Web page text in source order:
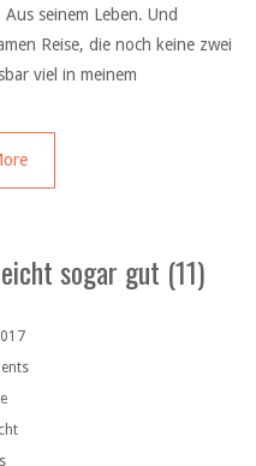
seinem Leben. Und
Reise, die noch keine zwei
viel in meinem
sogar gut (11)